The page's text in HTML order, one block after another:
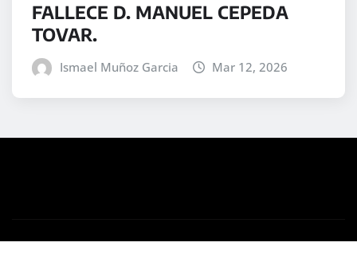
FALLECE D. MANUEL CEPEDA
TOVAR.
Ismael Muñoz Garcia Mar 12, 2026